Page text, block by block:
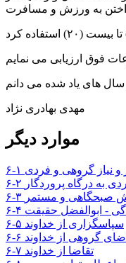
مهدی بهادری نژاد
موارد دیگر
راز و نیاز گروهی و فردی
فردی به درگاه پروردگار
صبحگاهی و مستمر
- ابوالفضل حقیقت
۶-۵ سپاسگزاری از خداوند
تقاضای گروهی از خداوند
۶-۷ تقاضا از خداوند